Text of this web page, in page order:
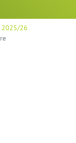
2025/26